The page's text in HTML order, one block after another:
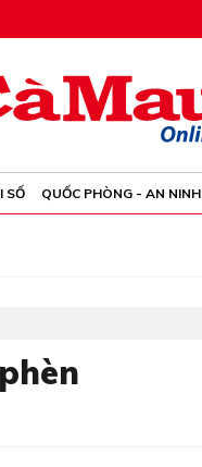
SỐ QUỐC PHÒNG - AN NINH